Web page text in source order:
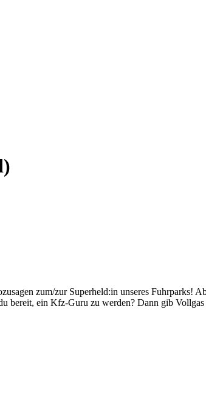
zum/zur Superheld:in unseres Fuhrparks!
bereit, ein Kfz-Guru zu werden? Dann gib